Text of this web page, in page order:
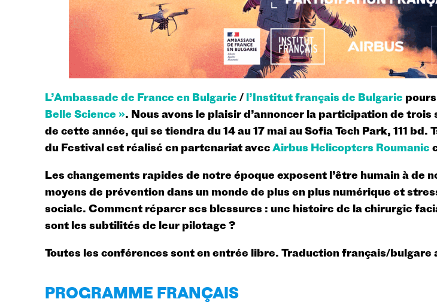
L’Ambassade de France en Bulgarie / l’Institut français de Bulgarie
Belle Science ». Nous avons le plaisir d’annoncer la participation de
de cette année, qui se tiendra du 14 au 17 mai au Sofia Tech Park, 111
du Festival est réalisé en partenariat avecAirbus Helicopters Roumanie
Les changements rapides de notre époque exposent l’être humain à de
moyens de prévention dans un monde de plus en plus numérique et
sociale. Comment réparer ses blessures : une histoire de la chirurgie
sont les subtilités de leur pilotage ?
Toutes les conférences sont en entrée libre. Traduction français/bulgare
PROGRAMME FRANÇAIS